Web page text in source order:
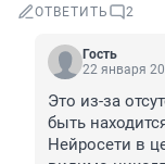
ОТВЕТИТЬ 2
Гость
22 января
Это из-за
быть
Нейросети в